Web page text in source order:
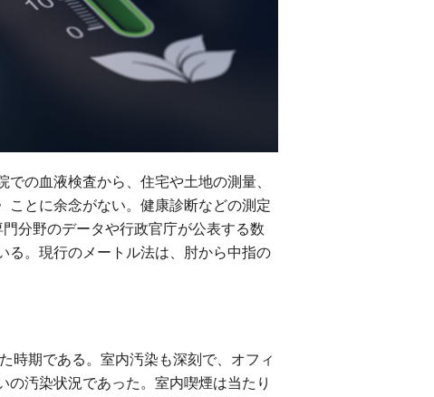
の血液検査から、住宅や土地の測量、
ことに余念がない。健康診断などの測定
分野のデータや行政官庁が公表する数
る。現行のメートル法は、肘から中指の
時期である。室内汚染も深刻で、オフィ
汚染状況であった。室内喫煙は当たり